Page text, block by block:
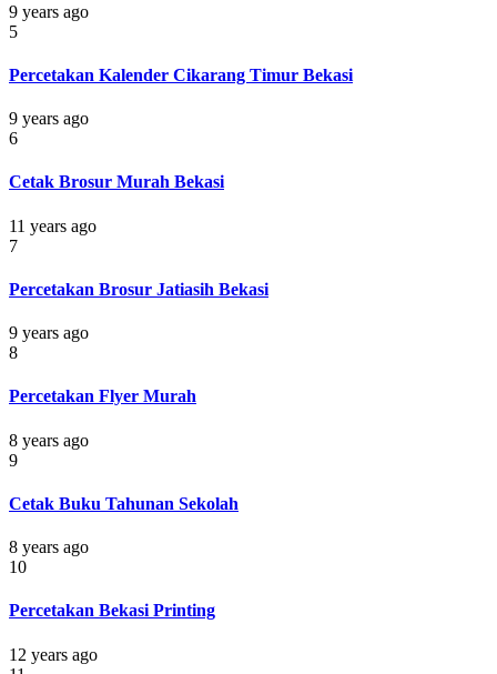
9 years ago
5
Percetakan Kalender Cikarang Timur Bekasi
9 years ago
6
Cetak Brosur Murah Bekasi
11 years ago
7
Percetakan Brosur Jatiasih Bekasi
9 years ago
8
Percetakan Flyer Murah
8 years ago
9
Cetak Buku Tahunan Sekolah
8 years ago
10
Percetakan Bekasi Printing
12 years ago